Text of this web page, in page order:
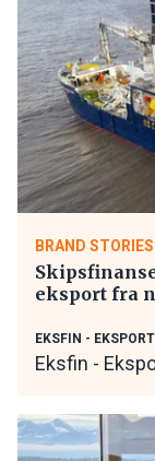
BRAND STORIES
eksport fra
EKSFIN -
Eksfin -